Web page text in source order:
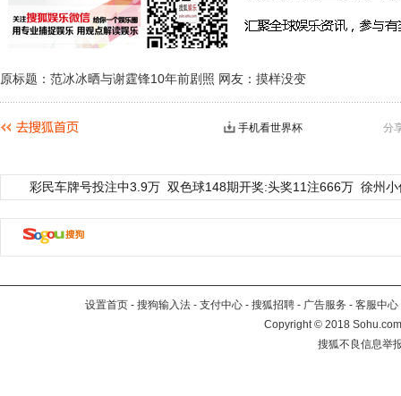
原标题：范冰冰晒与谢霆锋10年前剧照 网友：摸样没变
分
手机看世界杯
彩民车牌号投注中3.9万 双色球148期开奖:头奖11注666万 徐州
设置首页 - 搜狗输入法 - 支付中心 - 搜狐招聘 - 广告服务 - 客服中心
Copyright©2018
搜狐不良信息举